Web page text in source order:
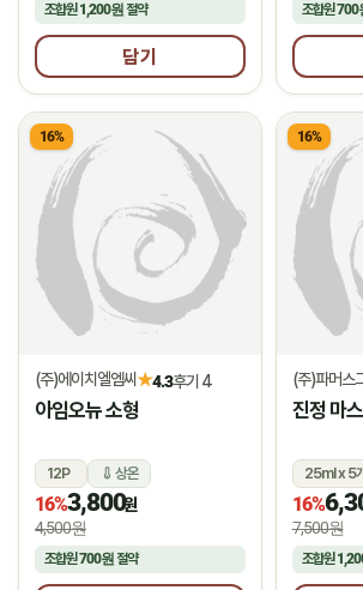
조합원1,200원 절약
담기
조합원700
16%
(주)에이치엘엠씨★4.3후기 4
아임오뉴 소형
12P 상온
16%3,800원
4,500원
조합원700원 절약
16%
(주)파머스
진정 마
25ml x 5
16%
7,500원
조합원